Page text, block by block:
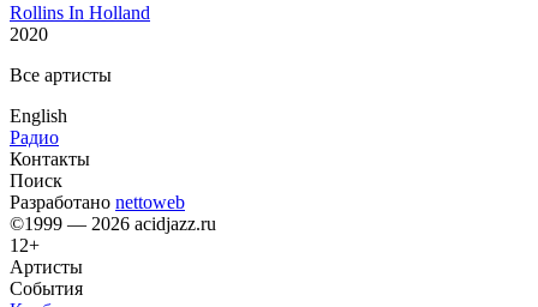
Rollins In Holland
2020
Все артисты
English
Радио
Контакты
Поиск
Разработано nettoweb
©1999 — 2026 acidjazz.ru
12+
Артисты
События